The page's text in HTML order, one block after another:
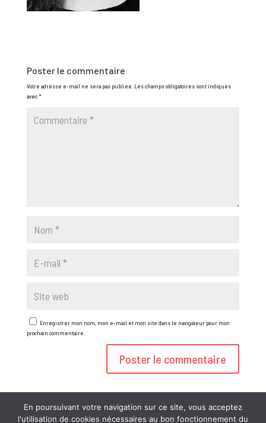
Poster le commentaire
Votre adresse e-mail ne sera pas publiée. Les champs obligatoires sont indiqués
avec*
Enregistrer mon nom, mon e-mail et mon site dans le navigateur pour mon
prochain commentaire.
En poursuivant votre navigation sur ce site, vous acceptez
l'utilisation de cookies nécessaires au bon fonctionnement du